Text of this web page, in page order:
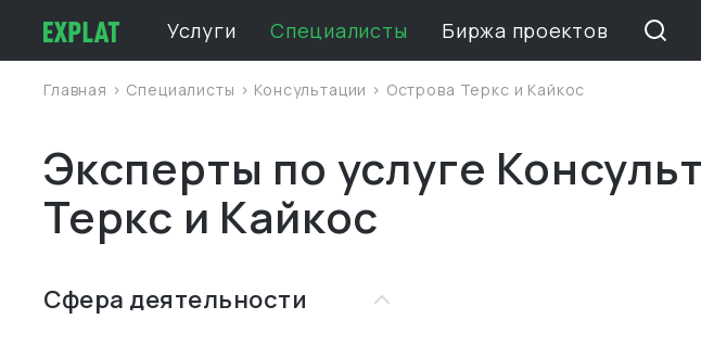
Услуги Специалисты Биржа проектов
Главная > Специалисты > Консультации > Острова Теркс и Кайкос
Эксперты по услуге
Теркс и Кайкос
Сфера деятельности